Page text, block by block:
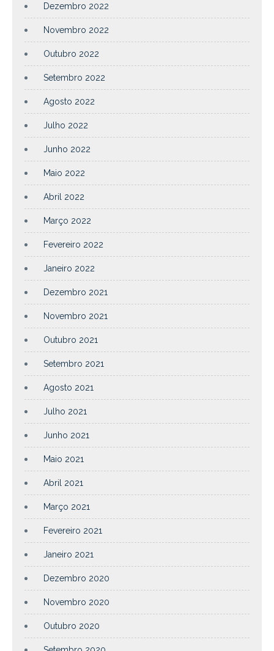
Dezembro 2022
Novembro 2022
Outubro 2022
Setembro 2022
Agosto 2022
Julho 2022
Junho 2022
Maio 2022
Abril 2022
Março 2022
Fevereiro 2022
Janeiro 2022
Dezembro 2021
Novembro 2021
Outubro 2021
Setembro 2021
Agosto 2021
Julho 2021
Junho 2021
Maio 2021
Abril 2021
Março 2021
Fevereiro 2021
Janeiro 2021
Dezembro 2020
Novembro 2020
Outubro 2020